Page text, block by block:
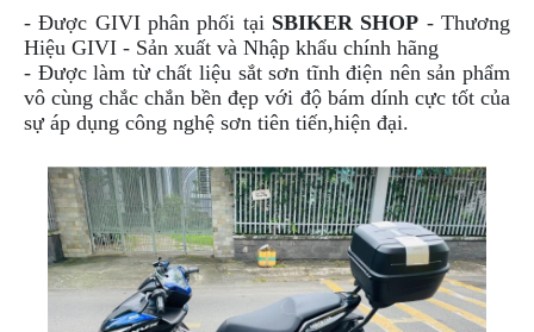
HÀNG
- Được GIVI phân phối tại SBIKER SHOP - Thương
Hiệu GIVI - Sản xuất và Nhập khẩu chính hãng
- Được làm từ chất liệu sắt sơn tĩnh điện nên sản phẩm
vô cùng chắc chắn bền đẹp với độ bám dính cực tốt của
sự áp dụng công nghệ sơn tiên tiến,hiện đại.